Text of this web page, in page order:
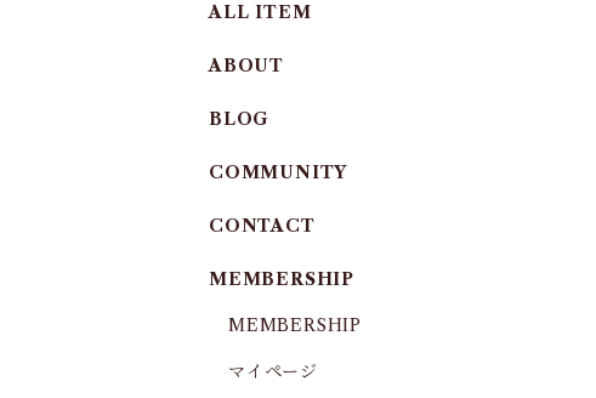
ALL ITEM
ABOUT
BLOG
COMMUNITY
CONTACT
MEMBERSHIP
MEMBERSHIP
マイページ